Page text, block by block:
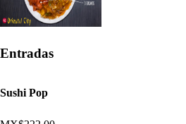
Entradas
Sushi Pop